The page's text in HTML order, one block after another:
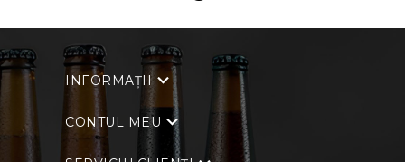
INFORMAȚII
CONTUL MEU